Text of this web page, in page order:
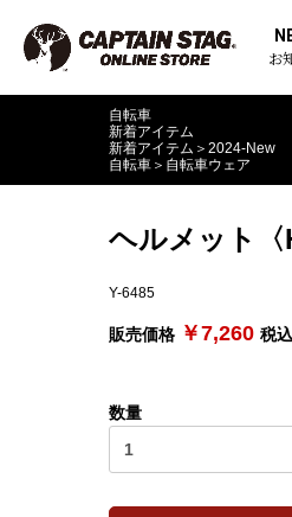
お
自転車
新着アイテム
新着アイテム ＞ 2024-New
自転車 ＞ 自転車ウェア
ヘルメット〈
Y-6485
販売価格 ￥7,260 税込
数量